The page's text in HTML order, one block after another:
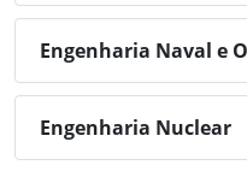
Engenharia Naval e
Engenharia Nuclear